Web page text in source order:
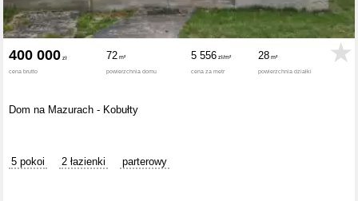
400 000
cena brutto
72
powierzchnia domu
5 556
cena za metr
28
powierzchnia działki
Dom na Mazurach - Kobułty
5 pokoi 2 łazienki parterowy